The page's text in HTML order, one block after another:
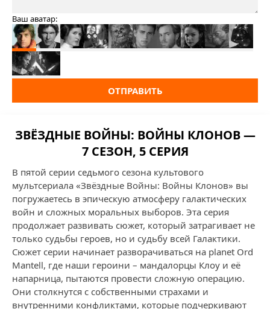
Ваш аватар:
ОТПРАВИТЬ
ЗВЁЗДНЫЕ ВОЙНЫ: ВОЙНЫ КЛОНОВ —
7 СЕЗОН, 5 СЕРИЯ
В пятой серии седьмого сезона культового
мультсериала «Звёздные Войны: Войны Клонов» вы
погружаетесь в эпическую атмосферу галактических
войн и сложных моральных выборов. Эта серия
продолжает развивать сюжет, который затрагивает не
только судьбы героев, но и судьбу всей Галактики.
Сюжет серии начинает разворачиваться на planet Ord
Mantell, где наши героини – мандалорцы Клоу и её
напарница, пытаются провести сложную операцию.
Они столкнутся с собственными страхами и
внутренними конфликтами, которые подчеркивают